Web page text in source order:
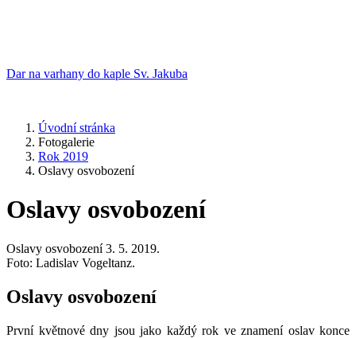
Dar na varhany do kaple Sv. Jakuba
Úvodní stránka
Fotogalerie
Rok 2019
Oslavy osvobození
Oslavy osvobození
Oslavy osvobození 3. 5. 2019.
Foto: Ladislav Vogeltanz.
Oslavy osvobození
První květnové dny jsou jako každý rok ve znamení oslav konce